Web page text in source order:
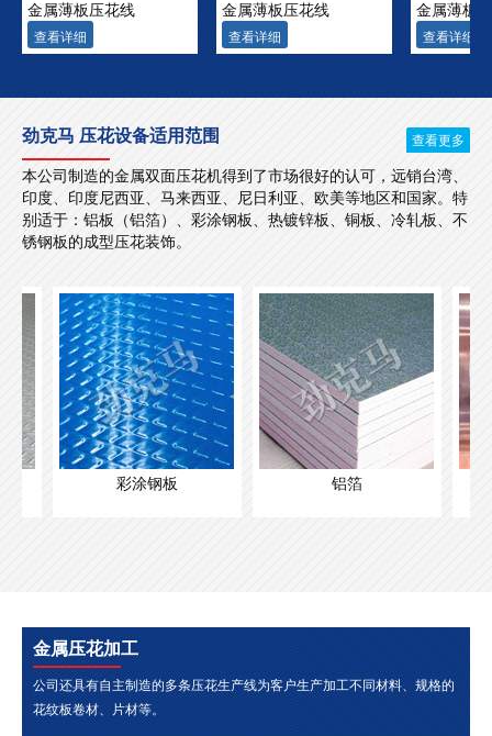
金属薄板压花线
查看详细
金属薄板压花线
查看详细
金属薄板
查看详细
劲克马 压花设备适用范围 查看更多
本公司制造的金属双面压花机得到了市场很好的认可，远销台湾、
印度、印度尼西亚、马来西亚、尼日利亚、欧美等地区和国家。特
别适于：铝板（铝箔）、彩涂钢板、热镀锌板、铜板、冷轧板、不
锈钢板的成型压花装饰。
彩涂钢板 铝箔
金属压花加工
公司还具有自主制造的多条压花生产线为客户生产加工不同材料、规格的
花纹板卷材、片材等。